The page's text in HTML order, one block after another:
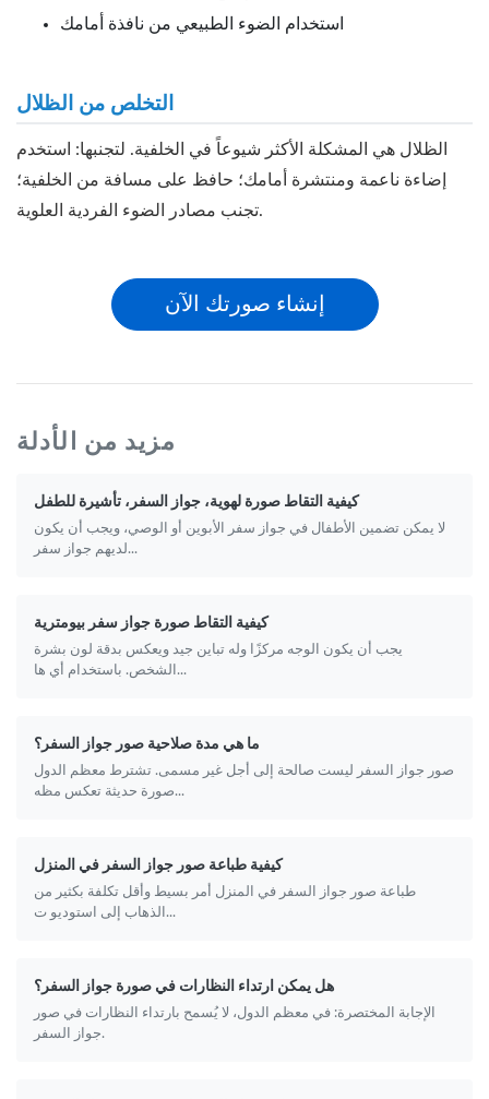
استخدام الضوء الطبيعي من نافذة أمامك
التخلص من الظلال
الظلال هي المشكلة الأكثر شيوعاً في الخلفية. لتجنبها: استخدم
إضاءة ناعمة ومنتشرة أمامك؛ حافظ على مسافة من الخلفية؛
تجنب مصادر الضوء الفردية العلوية.
إنشاء صورتك الآن
مزيد من الأدلة
كيفية التقاط صورة لهوية، جواز السفر، تأشيرة للطفل
لا يمكن تضمين الأطفال في جواز سفر الأبوين أو الوصي، ويجب أن يكون
لديهم جواز سفر...
كيفية التقاط صورة جواز سفر بيومترية
يجب أن يكون الوجه مركزًا وله تباين جيد ويعكس بدقة لون بشرة
الشخص. باستخدام أي ها...
ما هي مدة صلاحية صور جواز السفر؟
صور جواز السفر ليست صالحة إلى أجل غير مسمى. تشترط معظم الدول
صورة حديثة تعكس مظه...
كيفية طباعة صور جواز السفر في المنزل
طباعة صور جواز السفر في المنزل أمر بسيط وأقل تكلفة بكثير من
الذهاب إلى استوديو ت...
هل يمكن ارتداء النظارات في صورة جواز السفر؟
الإجابة المختصرة: في معظم الدول، لا يُسمح بارتداء النظارات في صور
جواز السفر.